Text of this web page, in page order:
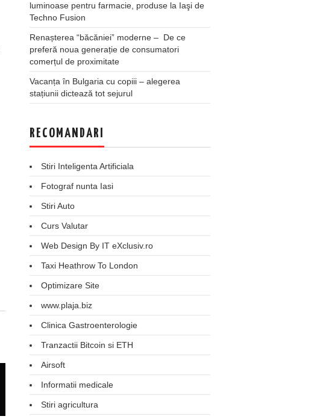
luminoase pentru farmacie, produse la Iaşi de
Techno Fusion
Renașterea “băcăniei” moderne – De ce
preferă noua generație de consumatori
comerțul de proximitate
Vacanța în Bulgaria cu copiii – alegerea
stațiunii dictează tot sejurul
RECOMANDARI
Stiri Inteligenta Artificiala
Fotograf nunta Iasi
Stiri Auto
Curs Valutar
Web Design By IT eXclusiv.ro
Taxi Heathrow To London
Optimizare Site
www.plaja.biz
Clinica Gastroenterologie
Tranzactii Bitcoin si ETH
Airsoft
Informatii medicale
Stiri agricultura